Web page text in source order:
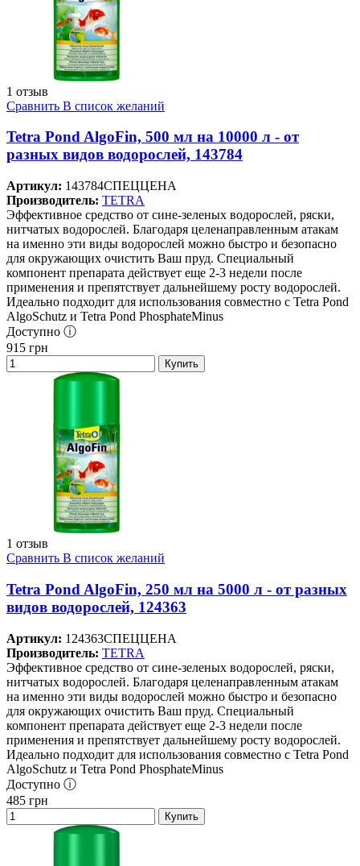
1 отзыв
Сравнить В список желаний
Tetra Pond AlgoFin, 500 мл на 10000 л - от
разных видов водорослей, 143784
Артикул: 143784СПЕЦЦЕНА
Производитель: TETRA
Эффективное средство от сине-зеленых водорослей, ряски,
нитчатых водорослей. Благодаря целенаправленным атакам
на именно эти виды водорослей можно быстро и безопасно
для окружающих очистить Ваш пруд. Специальный
компонент препарата действует еще 2-3 недели после
применения и препятствует дальнейшему росту водорослей.
Идеально подходит для использования совместно с Tetra Pond
AlgoSchutz и Tetra Pond PhosphateMinus
Доступно ⓘ
915 грн
Купить
1 отзыв
Сравнить В список желаний
Tetra Pond AlgoFin, 250 мл на 5000 л - от разных
видов водорослей, 124363
Артикул: 124363СПЕЦЦЕНА
Производитель: TETRA
Эффективное средство от сине-зеленых водорослей, ряски,
нитчатых водорослей. Благодаря целенаправленным атакам
на именно эти виды водорослей можно быстро и безопасно
для окружающих очистить Ваш пруд. Специальный
компонент препарата действует еще 2-3 недели после
применения и препятствует дальнейшему росту водорослей.
Идеально подходит для использования совместно с Tetra Pond
AlgoSchutz и Tetra Pond PhosphateMinus
Доступно ⓘ
485 грн
Купить